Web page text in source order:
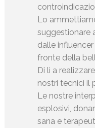
Lo
suggestionare
dalle
fronte della
Di lì a
nostri tecnici il
Le nostre
esplosivi,
sana e